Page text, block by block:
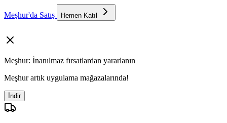
Meşhur'da Satış Hemen Katıl
Meşhur: İnanılmaz fırsatlardan yararlanın
Meşhur artık uygulama mağazalarında!
İndir